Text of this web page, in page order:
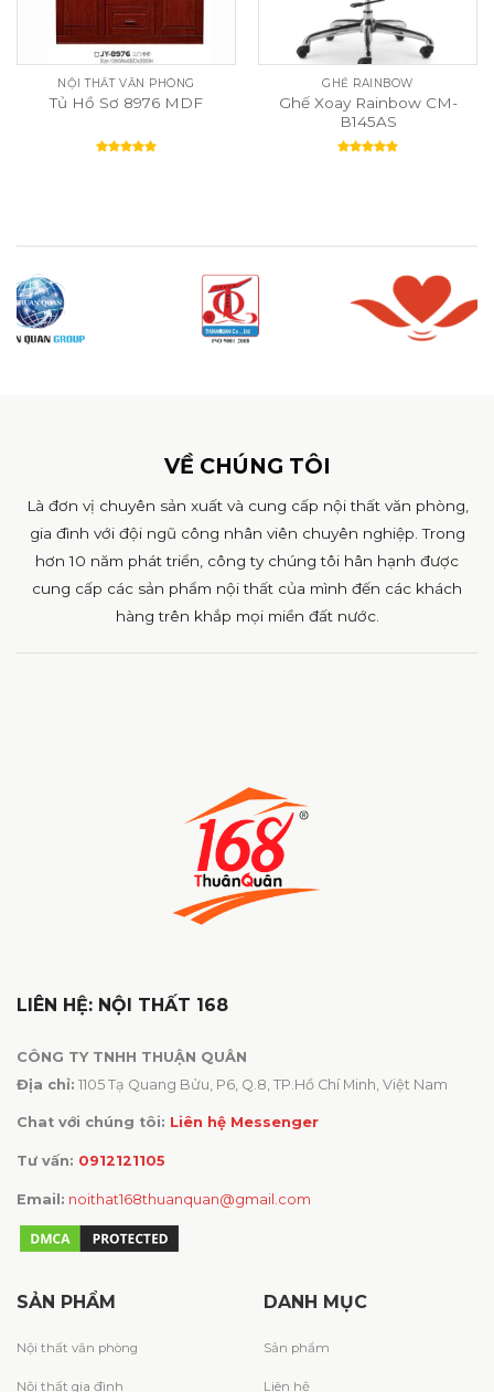
NỘI THẤT VĂN PHÒNG
Tủ Hồ Sơ 8976 MDF
GHẾ RAINBOW
Ghế Xoay Rainbow CM-
B145AS
VỀ CHÚNG TÔI
Là đơn vị chuyên sản xuất và cung cấp nội thất văn phòng,
gia đình với đội ngũ công nhân viên chuyên nghiệp. Trong
hơn 10 năm phát triển, công ty chúng tôi hân hạnh được
cung cấp các sản phẩm nội thất của mình đến các khách
hàng trên khắp mọi miền đất nước.
LIÊN HỆ: NỘI THẤT 168
CÔNG TY TNHH THUẬN QUÂN
Địa chỉ: 1105 Tạ Quang Bửu, P6, Q.8, TP.Hồ Chí Minh, Việt Nam
Chat với chúng tôi: Liên hệ Messenger
Tư vấn: 0912121105
Email: noithat168thuanquan@gmail.com
SẢN PHẨM
Nội thất văn phòng
Nội thất gia đình
DANH MỤC
Sản phẩm
Liên hệ